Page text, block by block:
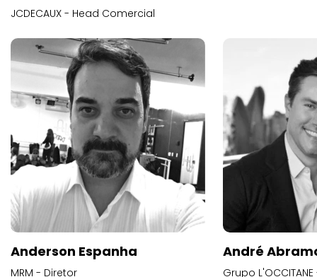
JCDECAUX - Head Comercial
Anderson Espanha
MRM - Diretor
André
Grupo